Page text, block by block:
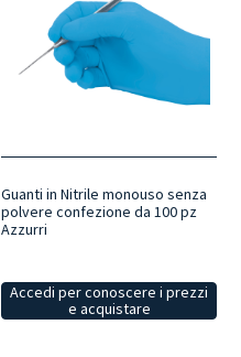
Guanti in Nitrile monouso senza
polvere confezione da 100 pz
Azzurri
Accedi per conoscere i prezzi
e acquistare